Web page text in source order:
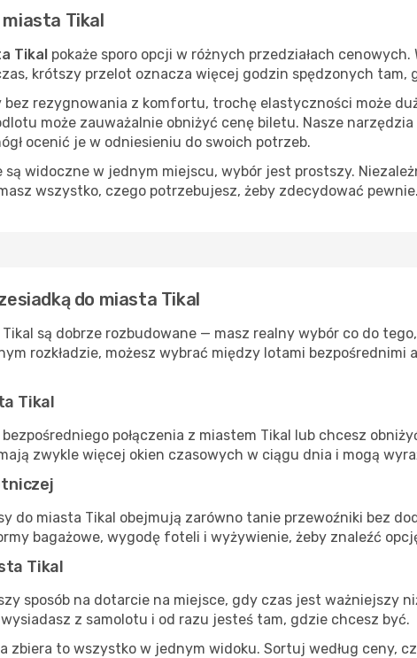
Tikal
Tikal pokaże sporo opcji w różnych przedziałach
krótszy przelot oznacza więcej godzin spędzonych tam,
rezygnowania z komfortu, trochę elastyczności może
może zauważalnie obniżyć cenę biletu. Nasze
ocenić je w odniesieniu do swoich potrzeb.
widoczne w jednym miejscu, wybór jest prostszy.
wszystko, czego potrzebujesz, żeby zdecydować pewnie.
do miasta Tikal
są dobrze rozbudowane — masz realny wybór co do
rozkładzie, możesz wybrać między lotami bezpośrednimi
Tikal
połączenia z miastem Tikal lub chcesz
zwykle więcej okien czasowych w ciągu dnia i mogą
do miasta Tikal obejmują zarówno tanie przewoźniki bez
bagażowe, wygodę foteli i wyżywienie, żeby znaleźć
Tikal
sposób na dotarcie na miejsce, gdy czas jest ważniejszy
z samolotu i od razu jesteś tam, gdzie chcesz być.
zbiera to wszystko w jednym widoku. Sortuj według ceny,